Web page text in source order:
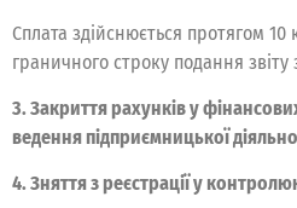
Сплата здійснюється протягом
граничного строку подання звіту
3. Закриття рахунків у
ведення підприємницької
4. Зняття з реєстрації у